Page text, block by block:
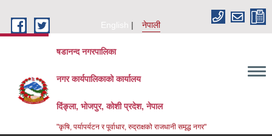
English
नेपाली
षडानन्द नगरपालिका
नगर कार्यपालिकाको कार्यालय
दिंङ्ला, भोजपुर, कोशी प्रदेश, नेपाल
"कृषि, पर्यापर्यटन र पूर्वाधार, रुद्राक्षको राजधानी समृद्ध नगर"